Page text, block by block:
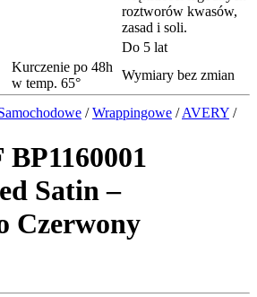
roztworów kwasów,
zasad i soli.
Do 5 lat
Kurczenie po 48h
w temp. 65°
Wymiary bez zmian
/ Wrappingowe / AVERY /
Satin –
Czerwony